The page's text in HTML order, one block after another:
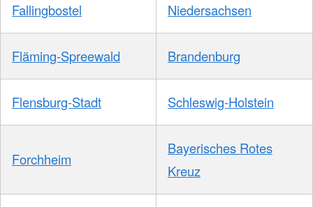
Fallingbostel Niedersachsen
Fläming-Spreewald Brandenburg
Flensburg-Stadt Schleswig-Holstein
Forchheim
Bayerisches Rotes
Kreuz